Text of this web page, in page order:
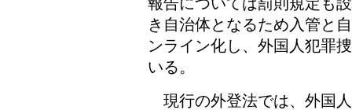
き自治体となるため入管と
ンライン化し、外国人犯罪
いる。
現行の外登法では、外国